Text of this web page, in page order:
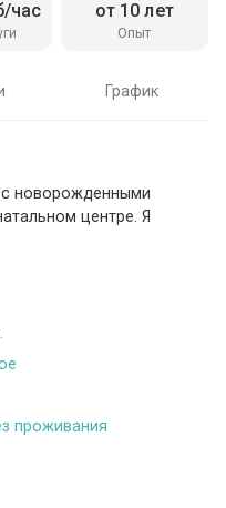
час
Опыт
от 10 лет
График
с новорожденными
центре. Я
проживания